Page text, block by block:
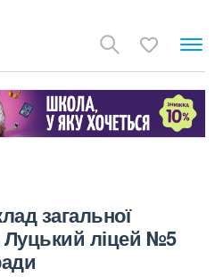
загальної
Луцький ліцей №5